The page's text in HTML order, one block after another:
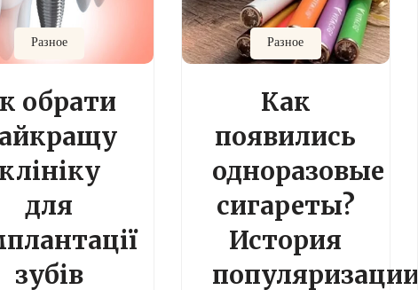
Разное
обрати
клініку
для
зубів
Разное
Как
появились
одноразовые
сигареты?
История
популяризации.